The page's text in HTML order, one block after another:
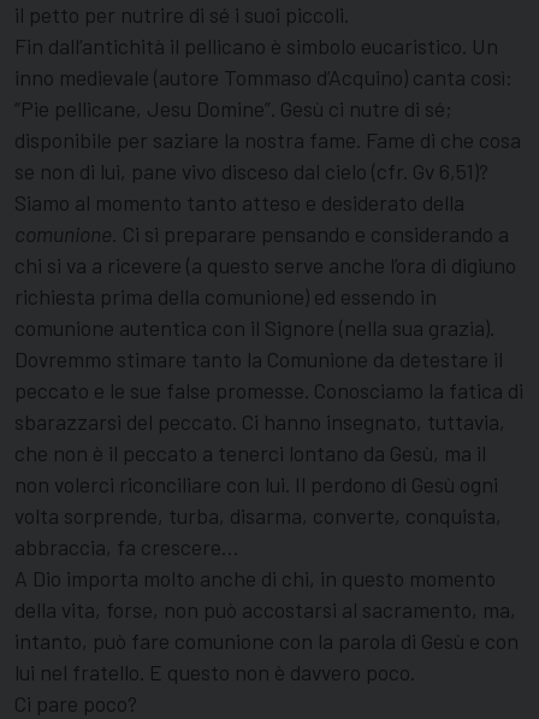
il petto per nutrire di sé i suoi piccoli.
Fin dall’antichità il pellicano è simbolo euca­ristico. Un
inno medievale (autore Tommaso d’Acquino) canta così:
“Pie pellicane, Jesu Domine”. Gesù ci nutre di sé;
disponibile per saziare la nostra fame. Fame di che cosa
se non di lui, pane vivo disceso dal cielo (cfr. Gv 6,51)?
Siamo al momento tanto atteso e desiderato della
comunione. Ci si preparare pensando e considerando a
chi si va a ricevere (a questo serve anche l’ora di digiuno
richiesta prima della comunione) ed essendo in
comunione autentica con il Signore (nella sua grazia).
Dovremmo stimare tanto la Comunione da detestare il
peccato e le sue false promesse. Conosciamo la fatica di
sbarazzarsi del peccato. Ci hanno insegnato, tuttavia,
che non è il peccato a tenerci lontano da Gesù, ma il
non volerci riconciliare con lui. Il perdono di Gesù ogni
volta sor­prende, turba, disarma, converte, conquista,
abbraccia, fa crescere…
A Dio importa molto anche di chi, in que­sto momento
della vita, forse, non può accostarsi al sacramento, ma,
intanto, può fare comunione con la parola di Gesù e con
lui nel fratello. E questo non è davvero poco.
Ci pare poco?